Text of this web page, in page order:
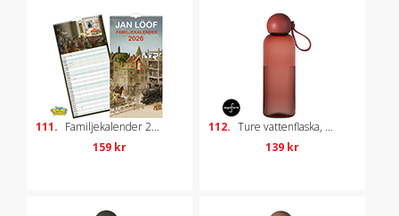
111. Familjekalender 2026 – Jan Lööf
159 kr
112. Ture vattenflaska, röd
139 kr